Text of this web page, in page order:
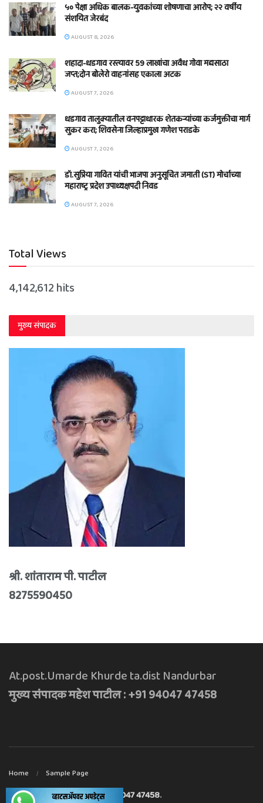
५० पेक्षा अधिक बालक-युवकांच्या शोषणाचा आरोप; २२ वर्षीय
संशयित जेरबंद
AUGUST 8, 2026
शहादा-धडगाव रस्त्यावर 59 लाखांचा अवैध गोवा मद्यसाठा
जप्त;दोन बोलेरो वाहनांसह एकाला अटक
AUGUST 7, 2026
धडगाव तालुक्यातील वनपट्टाधारक शेतकऱ्यांच्या कर्जमुक्तीचा मार्ग
सुकर करा; शिवसेना जिल्हाप्रमुख गणेश पराडके
AUGUST 7, 2026
डॉ.सुप्रिया गावित यांची भाजपा अनुसूचित जमाती (ST) मोर्चाच्या
महाराष्ट्र प्रदेश उपाध्यक्षपदी निवड
AUGUST 7, 2026
Total Views
4,142,612 hits
मुख्य संपादक
श्री. शांताराम पी. पाटील
8275590450
At.post.Umarde Khurde ta.dist Nandurbar
मुख्य संपादक महेश पाटील : +91 94047 47458
Home Sample Page
मुख्य संपादक महेश पाटील : +91 94047 47458.